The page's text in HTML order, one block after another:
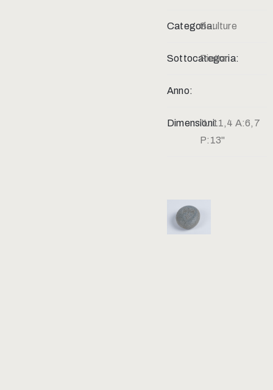
Categoria:Sculture
Sottocategoria:
Pietra
Anno:
Dimensioni:"L:11,4 A:6,7
P:13"